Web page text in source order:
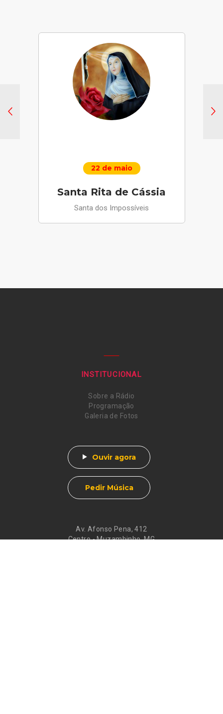
22 de maio
Santa Rita de Cássia
Santa dos Impossíveis
Av. Afonso Pena, 412
Centro - Muzambinho, MG
INSTITUCIONAL
Sobre a Rádio
Programação
Galeria de Fotos
Ouvir agora
Pedir Música